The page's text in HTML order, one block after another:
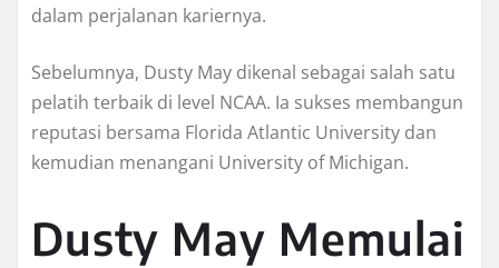
dalam perjalanan kariernya.
Sebelumnya, Dusty May dikenal sebagai salah satu
pelatih terbaik di level NCAA. Ia sukses membangun
reputasi bersama Florida Atlantic University dan
kemudian menangani University of Michigan.
Dusty May Memulai